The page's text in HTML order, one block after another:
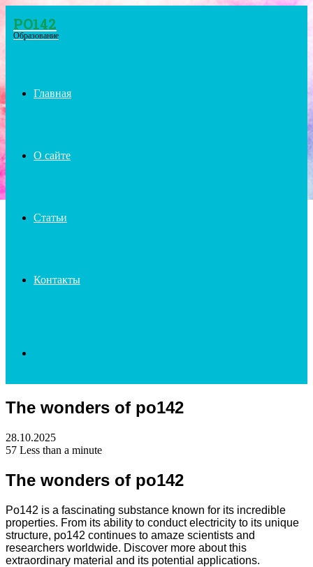
Menu
PO142
Образование
Главная
О сайте
Статьи
Контакты
for
The wonders of po142
28.10.2025
57 Less than a minute
The wonders of po142
Po142 is a fascinating substance known for its incredible
properties. From its ability to conduct electricity to its unique
structure, po142 continues to amaze scientists and
researchers worldwide. Discover more about this
extraordinary material and its potential applications.